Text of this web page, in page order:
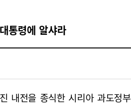
통령에 알샤라
내전을 종식한 시리아 과도